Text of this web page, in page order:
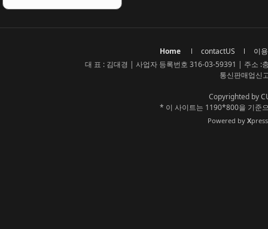
Home contactUS
이
대 표 : 김대경 | 사업자 등록번호 316-03-59391 | 주소 :
통신판매업신
Copyrighted by
* 이 사이트는 1190*800을 기준
Powered by X